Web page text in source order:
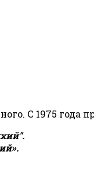
С 1975 года